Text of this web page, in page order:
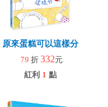
原來蛋糕可以這樣分
79 折 332元
紅利 1 點